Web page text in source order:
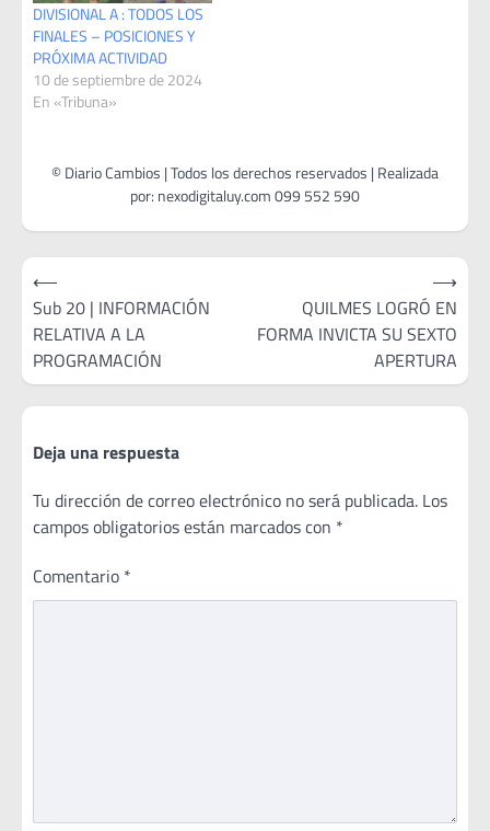
DIVISIONAL A : TODOS LOS
FINALES – POSICIONES Y
PRÓXIMA ACTIVIDAD
10 de septiembre de 2024
En «Tribuna»
Navegación
de
entradas
⟵
Sub 20 | INFORMACIÓN
RELATIVA A LA
PROGRAMACIÓN
QUILMES LOGRÓ EN
FORMA INVICTA SU SEXTO
APERTURA
⟶
Deja una respuesta
Tu dirección de correo electrónico no será publicada. Los
campos obligatorios están marcados con *
Comentario *